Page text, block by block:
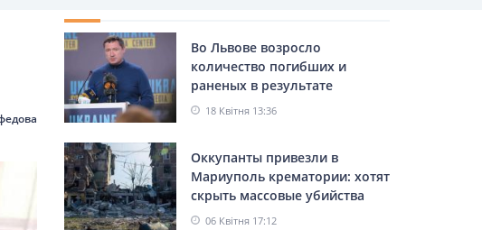
Львів
Во Львове возросло
количество погибших и
раненых в результате
авиаудара – Козицкий
18 Квітня 13:36
Оккупанты привезли в
Мариуполь крематории: хотят
скрыть массовые убийства
06 Квітня 17:12